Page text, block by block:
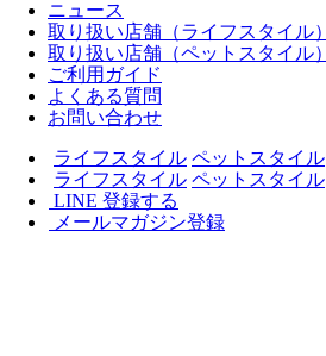
ニュース
取り扱い店舗（ライフスタイル）
取り扱い店舗（ペットスタイル）
ご利用ガイド
よくある質問
お問い合わせ
ライフスタイル ペットスタイル
ライフスタイル ペットスタイル
LINE 登録する
メールマガジン登録